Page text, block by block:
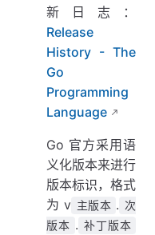
1.8
1.7
1.6
1.5
1.4
1.3
1.2
1.1
1.0
pre
新日志：
Release
History - The
Go
Programming
Language
Go 官方采用语
义化版本来进行
版本标识，格式
为 v 主版本 . 次
版本 . 补丁版本